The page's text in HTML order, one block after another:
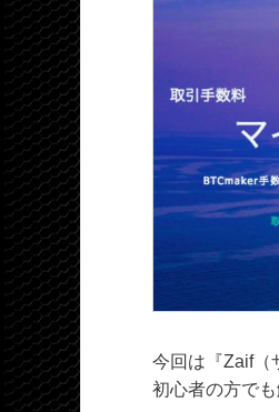
今回は『Zaif（
初心者の方で